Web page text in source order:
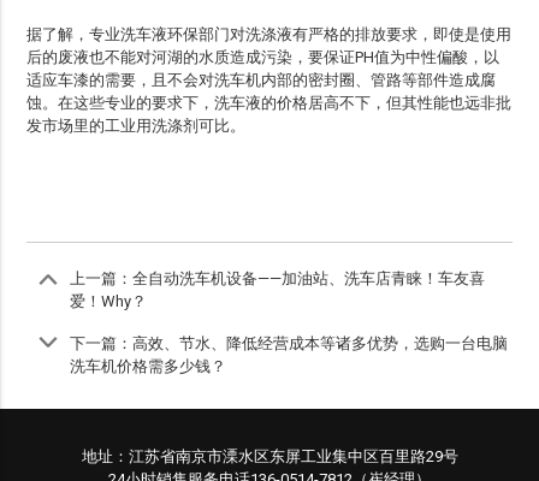
据了解，专业洗车液环保部门对洗涤液有严格的排放要求，即使是使用
后的废液也不能对河湖的水质造成污染，要保证PH值为中性偏酸，以
适应车漆的需要，且不会对洗车机内部的密封圈、管路等部件造成腐
蚀。在这些专业的要求下，洗车液的价格居高不下，但其性能也远非批
发市场里的工业用洗涤剂可比。
上一篇：全自动洗车机设备——加油站、洗车店青睐！车友喜
爱！Why？
下一篇：高效、节水、降低经营成本等诸多优势，选购一台电脑
洗车机价格需多少钱？
地址：江苏省南京市溧水区东屏工业集中区百里路29号